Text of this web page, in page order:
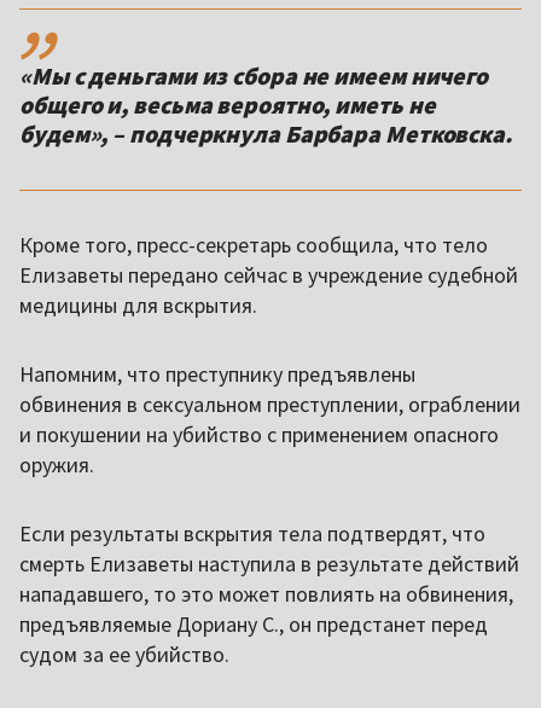
«Мы с деньгами из сбора не имеем ничего
общего и, весьма вероятно, иметь не
будем», – подчеркнула Барбара Метковска.
Кроме того, пресс-секретарь сообщила, что тело
Елизаветы передано сейчас в учреждение судебной
медицины для вскрытия.
Напомним, что преступнику предъявлены
обвинения в сексуальном преступлении, ограблении
и покушении на убийство с применением опасного
оружия.
Если результаты вскрытия тела подтвердят, что
смерть Елизаветы наступила в результате действий
нападавшего, то это может повлиять на обвинения,
предъявляемые Дориану С., он предстанет перед
судом за ее убийство.